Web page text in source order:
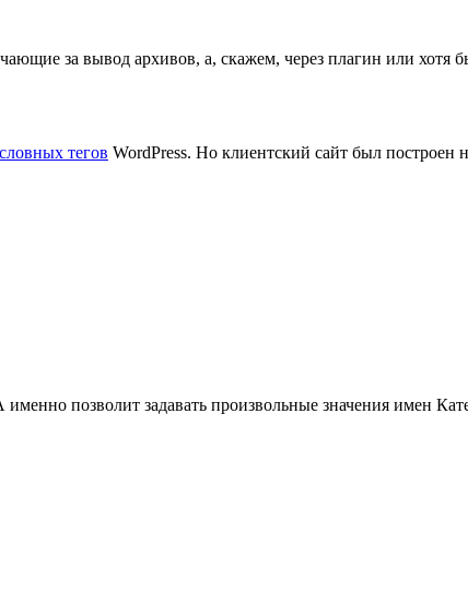
за вывод архивов, а, скажем, через плагин или
тегов WordPress. Но клиентский сайт был построен
позволит задавать произвольные значения имен